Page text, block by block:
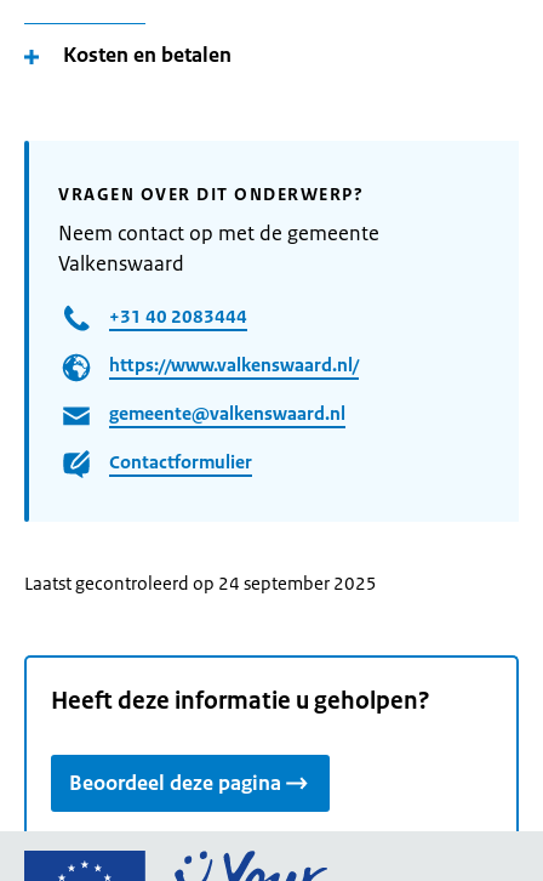
Kosten en betalen
VRAGEN OVER DIT ONDERWERP?
Neem contact op met de gemeente
Valkenswaard
+31 40 2083444
https://www.valkenswaard.nl/
gemeente@valkenswaard.nl
Contactformulier
Laatst gecontroleerd op 24 september 2025
Heeft deze informatie u geholpen?
Beoordeel deze pagina
Ga